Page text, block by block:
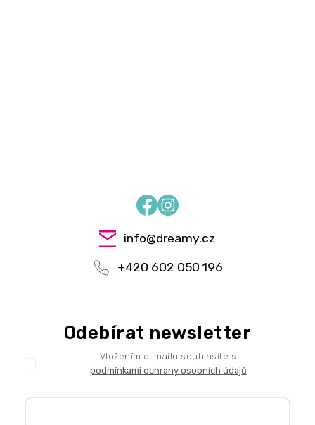
FacebookInstagram
info@dreamy.cz
+420 602 050 196
Odebírat newsletter
Vložením e-mailu souhlasíte s
podmínkami ochrany osobních údajů